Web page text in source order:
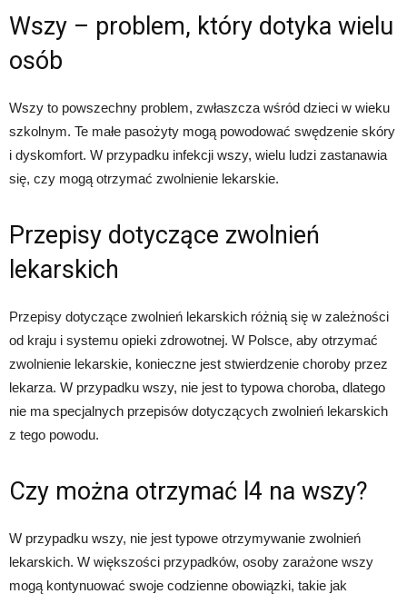
Wszy – problem, który dotyka wielu
osób
Wszy to powszechny problem, zwłaszcza wśród dzieci w wieku
szkolnym. Te małe pasożyty mogą powodować swędzenie skóry
i dyskomfort. W przypadku infekcji wszy, wielu ludzi zastanawia
się, czy mogą otrzymać zwolnienie lekarskie.
Przepisy dotyczące zwolnień
lekarskich
Przepisy dotyczące zwolnień lekarskich różnią się w zależności
od kraju i systemu opieki zdrowotnej. W Polsce, aby otrzymać
zwolnienie lekarskie, konieczne jest stwierdzenie choroby przez
lekarza. W przypadku wszy, nie jest to typowa choroba, dlatego
nie ma specjalnych przepisów dotyczących zwolnień lekarskich
z tego powodu.
Czy można otrzymać l4 na wszy?
W przypadku wszy, nie jest typowe otrzymywanie zwolnień
lekarskich. W większości przypadków, osoby zarażone wszy
mogą kontynuować swoje codzienne obowiązki, takie jak